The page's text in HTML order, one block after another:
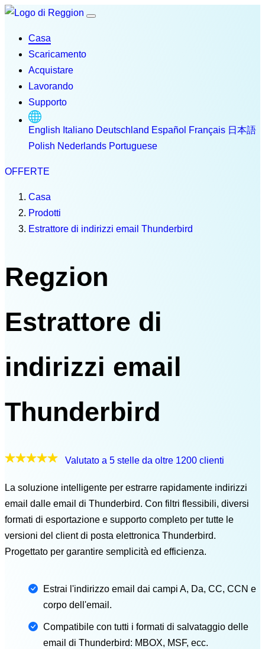
Casa
Scaricamento
Acquistare
Lavorando
Supporto
English Italiano Deutschland Español Français 日本語
Polish Nederlands Portuguese
OFFERTE
Casa
Prodotti
Estrattore di indirizzi email Thunderbird
Regzion
Estrattore di
indirizzi email
Thunderbird
Valutato a 5 stelle da oltre 1200 clienti
La soluzione intelligente per estrarre rapidamente indirizzi
email dalle email di Thunderbird. Con filtri flessibili, diversi
formati di esportazione e supporto completo per tutte le
versioni del client di posta elettronica Thunderbird.
Progettato per garantire semplicità ed efficienza.
Estrai l'indirizzo email dai campi A, Da, CC, CCN e
corpo dell'email.
Compatibile con tutti i formati di salvataggio delle
email di Thunderbird: MBOX, MSF, ecc.